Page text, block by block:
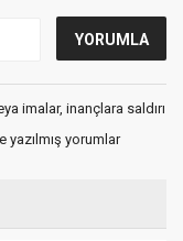
imalar, inançlara saldırı
yazılmış yorumlar